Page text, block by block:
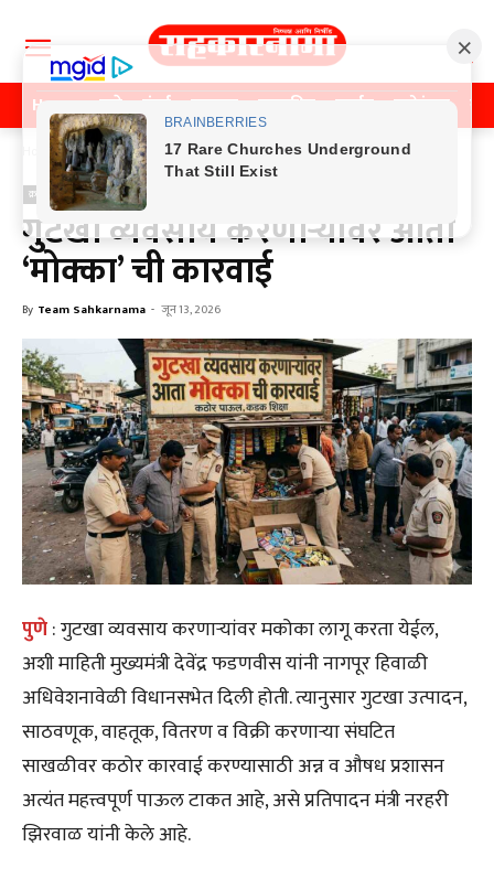
Home पुणे मुंबई महाराष्ट्र राजकीय क्राईम मनोरंजन
Home क्राईम
क्राईम
गुटखा व्यवसाय करणाऱ्यांवर आता
‘मोक्का’ ची कारवाई
By Team Sahkarnama - जून 13, 2026
पुणे: गुटखा व्यवसाय करणाऱ्यांवर मकोका लागू करता येईल,
अशी माहिती मुख्यमंत्री देवेंद्र फडणवीस यांनी नागपूर हिवाळी
अधिवेशनावेळी विधानसभेत दिली होती. त्यानुसार गुटखा उत्पादन,
साठवणूक, वाहतूक, वितरण व विक्री करणाऱ्या संघटित
साखळीवर कठोर कारवाई करण्यासाठी अन्न व औषध प्रशासन
अत्यंत महत्त्वपूर्ण पाऊल टाकत आहे, असे प्रतिपादन मंत्री नरहरी
झिरवाळ यांनी केले आहे.